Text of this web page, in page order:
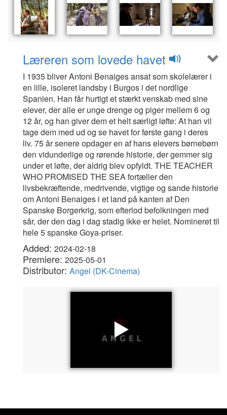
Læreren som lovede havet
I 1935 bliver Antoni Benaiges ansat som skolelærer i
en lille, isoleret landsby i Burgos i det nordlige
Spanien. Han får hurtigt et stærkt venskab med sine
elever, der alle er unge drenge og piger mellem 6 og
12 år, og han giver dem et helt særligt løfte: At han vil
tage dem med ud og se havet for første gang i deres
liv. 75 år senere opdager en af hans elevers børnebørn
den vidunderlige og rørende historie, der gemmer sig
under et løfte, der aldrig blev opfyldt. THE TEACHER
WHO PROMISED THE SEA fortæller den
livsbekræftende, medrivende, vigtige og sande historie
om Antoni Benaiges i et land på kanten af Den
Spanske Borgerkrig, som efterlod befolkningen med
sår, der den dag i dag stadig ikke er helet. Nomineret til
hele 5 spanske Goya-priser.
Added: 2024-02-18
Premiere: 2025-05-01
Distributor: Angel (DK-Cinema)